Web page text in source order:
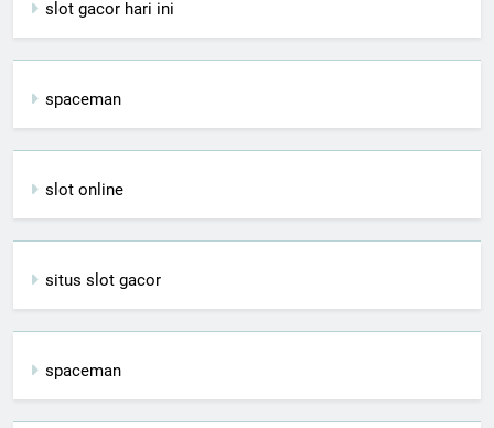
slot gacor hari ini
spaceman
slot online
situs slot gacor
spaceman